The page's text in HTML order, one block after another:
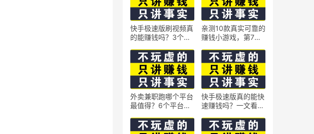
快手极速版刷视频真
的能赚钱吗？3个隐
亲测10款真实可靠的
赚钱小游戏，第7款
外卖兼职跑哪个平台
最值得？6个平台实
快手极速版真的能快
速赚钱吗？一文看懂